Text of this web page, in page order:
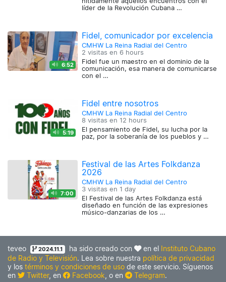
líder de la Revolución Cubana …
6:52
Fidel, comunicador por excelencia
CMHW La Reina Radial del Centro
2 visitas en 6 hours
Fidel fue un maestro en el dominio de la
comunicación, esa manera de comunicarse
con el …
5:19
Fidel entre nosotros
CMHW La Reina Radial del Centro
8 visitas en 12 hours
El pensamiento de Fidel, su lucha por la
paz, por la soberanía de los pueblos y …
7:00
Festival de las Artes Folkdanza
2026
CMHW La Reina Radial del Centro
3 visitas en 1 day
El Festival de las Artes Folkdanza está
diseñado en función de las expresiones
músico-danzarias de los …
teveo 2024.11.1 ha sido creado con en el Instituto Cubano
de Radio y Televisión. Lea sobre nuestra política de privacidad
y los términos y condiciones de uso de este servicio. Síguenos
en
Twitter, en Facebook , o en Telegram.